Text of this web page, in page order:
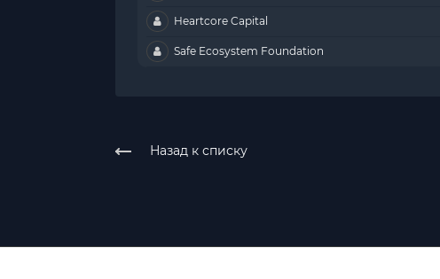
Heartcore Capital
Safe Ecosystem Foundation
Назад к списку